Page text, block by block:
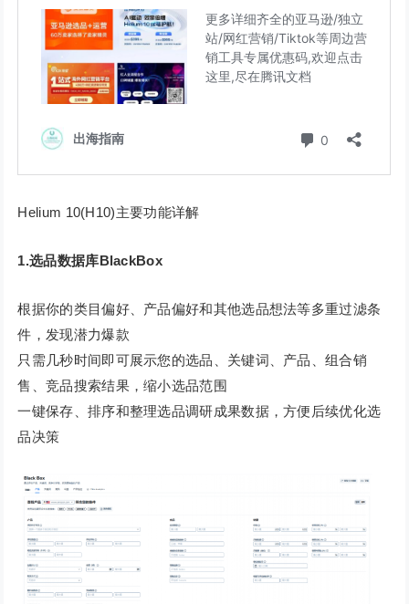
Helium 10(H10)主要功能详解
1.选品数据库BlackBox
根据你的类目偏好、产品偏好和其他选品想法等多重过滤条
件，发现潜力爆款
只需几秒时间即可展示您的选品、关键词、产品、组合销
售、竞品搜索结果，缩小选品范围
一键保存、排序和整理选品调研成果数据，方便后续优化选
品决策